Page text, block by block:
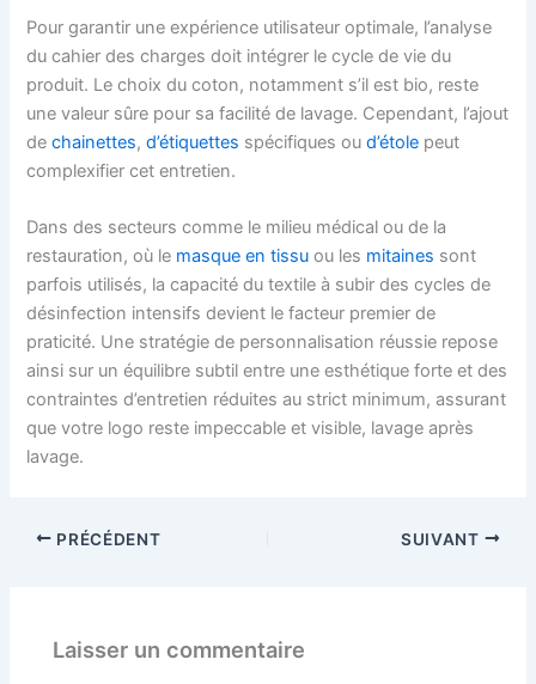
Pour garantir une expérience utilisateur optimale, l’analyse
du cahier des charges doit intégrer le cycle de vie du
produit. Le choix du coton, notamment s’il est bio, reste
une valeur sûre pour sa facilité de lavage. Cependant, l’ajout
dechainettes,d’étiquettes spécifiques oud’étole peut
complexifier cet entretien.
Dans des secteurs comme le milieu médical ou de la
restauration, où le masque en tissu ou les mitaines sont
parfois utilisés, la capacité du textile à subir des cycles de
désinfection intensifs devient le facteur premier de
praticité. Une stratégie de personnalisation réussie repose
ainsi sur un équilibre subtil entre une esthétique forte et des
contraintes d’entretien réduites au strict minimum, assurant
que votre logo reste impeccable et visible, lavage après
lavage.
PRÉCÉDENT SUIVANT
Laisser un commentaire